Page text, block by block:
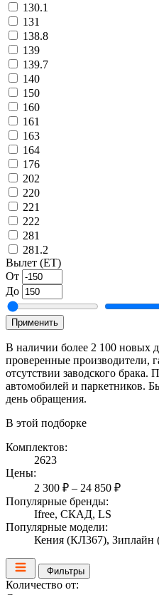
130.1
131
138.8
139
139.7
140
150
160
161
163
164
176
202
220
221
222
281
281.2
Вылет (ET)
От
До
Применить
В наличии более 2 100 новых
проверенные производители,
отсутствии заводского брака.
автомобилей и паркетников.
день обращения.
В этой подборке
Комплектов:
2623
Цены:
2 300 ₽ – 24 850 ₽
Популярные бренды:
Ifree, СКАД, LS
Популярные модели:
Кения (КЛ367),
Фильтры
Количество от: